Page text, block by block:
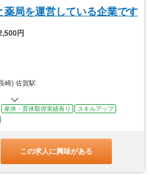
局を運営している企業です
円
崎) 佐賀駅
産休・育休取得実績有り
スキルアップ
この求人に興味がある